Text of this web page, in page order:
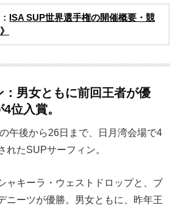
ISA SUP世界選手権の開催概要・競
：男女ともに前回王者が優
位入賞。
午後から26日まで、日月湾会場で4
れたSUPサーフィン。
ャキーラ・ウェストドロップと、ブ
ニーツが優勝。男女ともに、昨年王